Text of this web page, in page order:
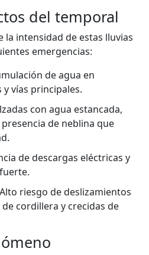
del temporal
la intensidad de estas lluvias
emergencias:
de agua en
vías principales.
con agua estancada,
de neblina que
de descargas eléctricas y
riesgo de deslizamientos
cordillera y crecidas de